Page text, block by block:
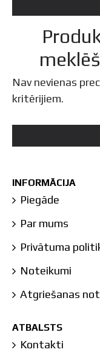
Nav nevienas
kritērijiem.
INFORMĀCIJA
Piegāde
Par mums
Privātuma
Noteikumi
Atgriešanas
ATBALSTS
Kontakti